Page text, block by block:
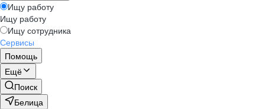
Ищу работу
Ищу работу
Ищу сотрудника
Сервисы
Помощь
Ещё
Поиск
Белица